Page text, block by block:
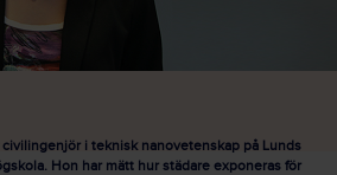
civilingenjör i teknisk nanovetenskap på Lunds
Hon har mätt hur städare exponeras för